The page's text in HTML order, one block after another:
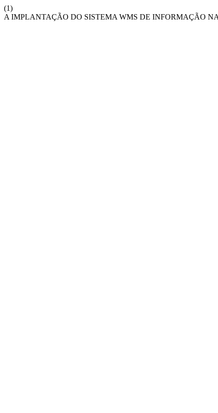
(1)
A IMPLANTAÇÃO DO SISTEMA WMS DE INFORMAÇÃO